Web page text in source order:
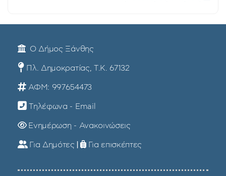
Ο Δήμος Ξάνθης
Πλ. Δημοκρατίας, Τ.Κ. 67132
ΑΦΜ: 997654473
Τηλέφωνα - Email
Ενημέρωση - Ανακοινώσεις
Για Δημότες | Για επισκέπτες